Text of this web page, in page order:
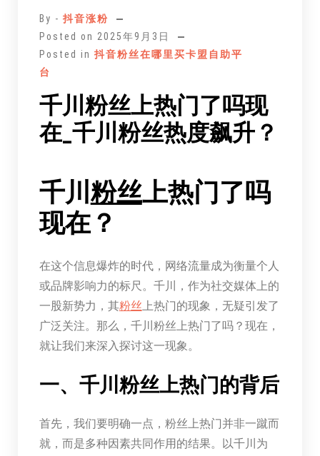
By - 抖音涨粉
Posted on 2025年9月3日
Posted in 抖音粉丝在哪里买卡盟自助平
台
千川粉丝上热门了吗现
在_千川粉丝热度飙升？
千川 粉丝上热门了吗
现在？
在这个信息爆炸的时代，网络流量成为衡量个人
或品牌影响力的标尺。千川，作为社交媒体上的
一股新势力，其粉丝 上热门的现象，无疑引发了
广泛关注。那么，千川粉丝上热门了吗？现在，
就让我们来深入探讨这一现象。
一、千川粉丝上热门的背后
首先，我们要明确一点，粉丝上热门并非一蹴而
就，而是多种因素共同作用的结果。以千川为